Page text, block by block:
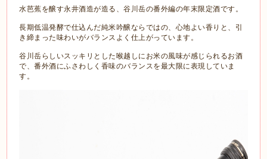
水芭蕉を醸す永井酒造が造る、谷川岳の番外編の年末限定酒です。
長期低温発酵で仕込んだ純米吟醸ならではの、心地よい香りと、引
き締まった味わいがバランスよく仕上がっています。
谷川岳らしいスッキリとした喉越しにお米の風味が感じられるお酒
で、番外酒にふさわしく香味のバランスを最大限に表現していま
す。